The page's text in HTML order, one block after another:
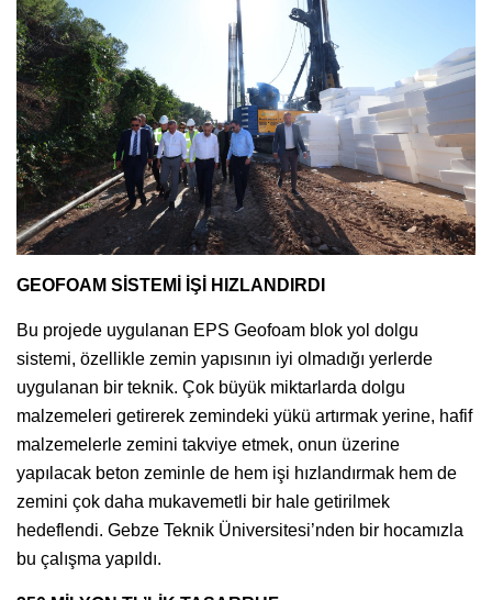
GEOFOAM SİSTEMİ İŞİ HIZLANDIRDI
Bu projede uygulanan EPS Geofoam blok yol dolgu
sistemi, özellikle zemin yapısının iyi olmadığı yerlerde
uygulanan bir teknik. Çok büyük miktarlarda dolgu
malzemeleri getirerek zemindeki yükü artırmak yerine, hafif
malzemelerle zemini takviye etmek, onun üzerine
yapılacak beton zeminle de hem işi hızlandırmak hem de
zemini çok daha mukavemetli bir hale getirilmek
hedeflendi. Gebze Teknik Üniversitesi’nden bir hocamızla
bu çalışma yapıldı.